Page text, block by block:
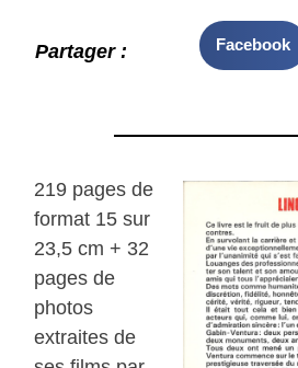
Partager : Facebook
219 pages de
format 15 sur
23,5 cm + 32
pages de
photos
extraites de